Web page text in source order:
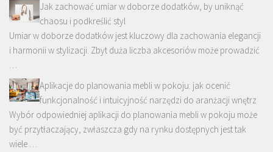
Jak zachować umiar w doborze dodatków, by uniknąć
chaosu i podkreślić styl
Umiar w doborze dodatków jest kluczowy dla zachowania elegancji
i harmonii w stylizacji. Zbyt duża liczba akcesoriów może prowadzić
…
Aplikacje do planowania mebli w pokoju: jak ocenić
funkcjonalność i intuicyjność narzędzi do aranżacji wnętrz
Wybór odpowiedniej aplikacji do planowania mebli w pokoju może
być przytłaczający, zwłaszcza gdy na rynku dostępnych jest tak
wiele …